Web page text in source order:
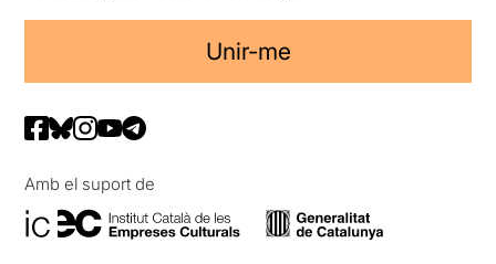
Unir-me
Amb el suport de